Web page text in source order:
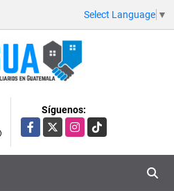
Select Language ▼
Síguenos:
Facebook
X Instagram
TikTok